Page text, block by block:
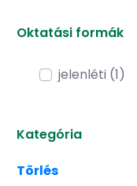
Oktatási formák
jelenléti (1)
Kategória
Törlés